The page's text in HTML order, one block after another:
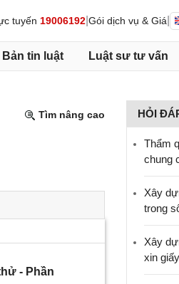
tuyến 19006192 Gói dịch vụ & Giá
Bản tin luật Luật sư tư vấn
Tìm nâng cao
- Phần
HỎI
Thẩm
chung
Xây
trong
Xây
xin